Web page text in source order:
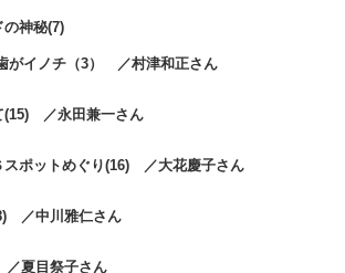
の神秘(7)
がイノチ（3） ／村津和正さん
(15) ／永田兼一さん
スポットめぐり(16) ／大花慶子さん
／中川雅仁さん
夏目祭子さん